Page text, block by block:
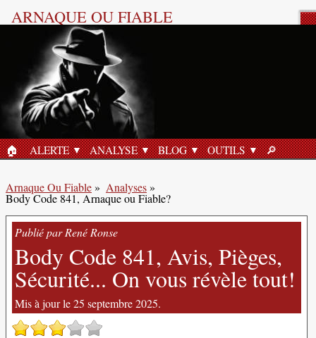
ARNAQUE OU FIABLE
ACCUEIL
🏠︎ ALERTE ANALYSE BLOG OUTILS 🔎︎
Arnaque Ou Fiable» Analyses»
Body Code 841, Arnaque ou Fiable?
Publié par René Ronse
Body Code 841, Avis, Pièges,
Sécurité... On vous révèle tout!
Mis à jour le 25 septembre 2025.